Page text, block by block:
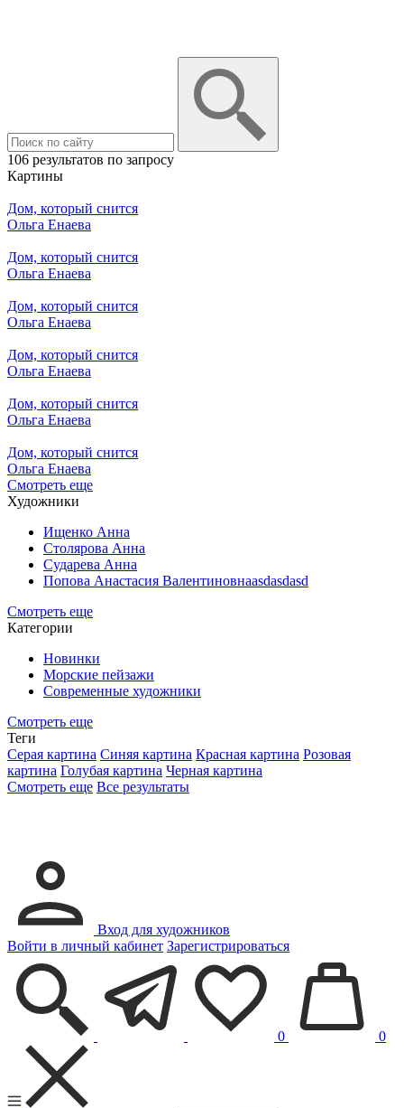
106 результатов по запросу
Картины
Дом, который снится
Ольга Енаева
Дом, который снится
Ольга Енаева
Дом, который снится
Ольга Енаева
Дом, который снится
Ольга Енаева
Дом, который снится
Ольга Енаева
Дом, который снится
Ольга Енаева
Смотреть еще
Художники
Ищенко Анна
Столярова Анна
Сударева Анна
Попова Анастасия Валентиновнаasdasdasd
Смотреть еще
Категории
Новинки
Морские пейзажи
Современные художники
Смотреть еще
Теги
Серая картина Синяя картина Красная картина Розовая
картина Голубая картина Черная картина
Смотреть еще Все результаты
Вход для художников
Войти в личный кабинет Зарегистрироваться
0 0